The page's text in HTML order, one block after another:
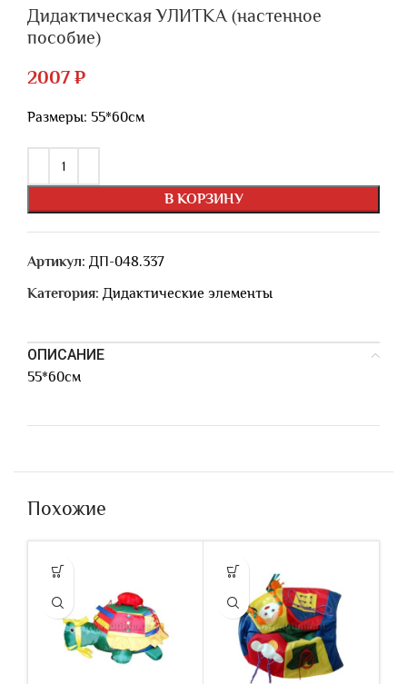
Дидактическая УЛИТКА (настенное
пособие)
2007 ₽
Размеры: 55*60см
В КОРЗИНУ
Артикул: ДП-048.337
Категория: Дидактические элементы
ОПИСАНИЕ
55*60см
Похожие